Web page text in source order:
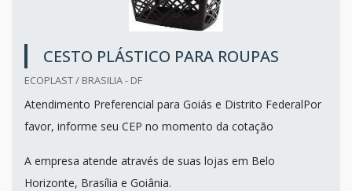
CESTO PLÁSTICO PARA ROUPAS
ECOPLAST / BRASILIA - DF
Atendimento Preferencial para Goiás e Distrito FederalPor
favor, informe seu CEP no momento da cotação
A empresa atende através de suas lojas em Belo
Horizonte, Brasília e Goiânia.